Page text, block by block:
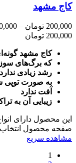
کاج مشهد
200,000 تومان –
200,000 تومان
کاج مشهد
که برگ‌های
رشد زیادی
به صورت توپی
آفت ندارد
زیبایی آن به
این محصول دارای
صفحه محصول
مشاهده سریع
1